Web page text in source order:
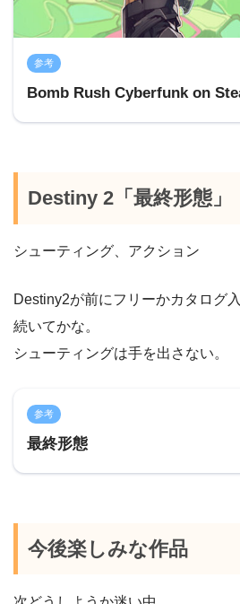
参考
Bomb Rush Cyberfunk on
Destiny 2「最終形態」
シューティング、アクション
Destiny2が前にフリーかカタログ
続いてかな。
シューティングは手を出さない。
参考
最終形態
今後楽しみな作品